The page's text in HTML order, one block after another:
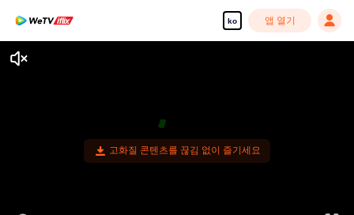
ko 앱 열기
고화질 콘텐츠를 끊김 없이 즐기세요